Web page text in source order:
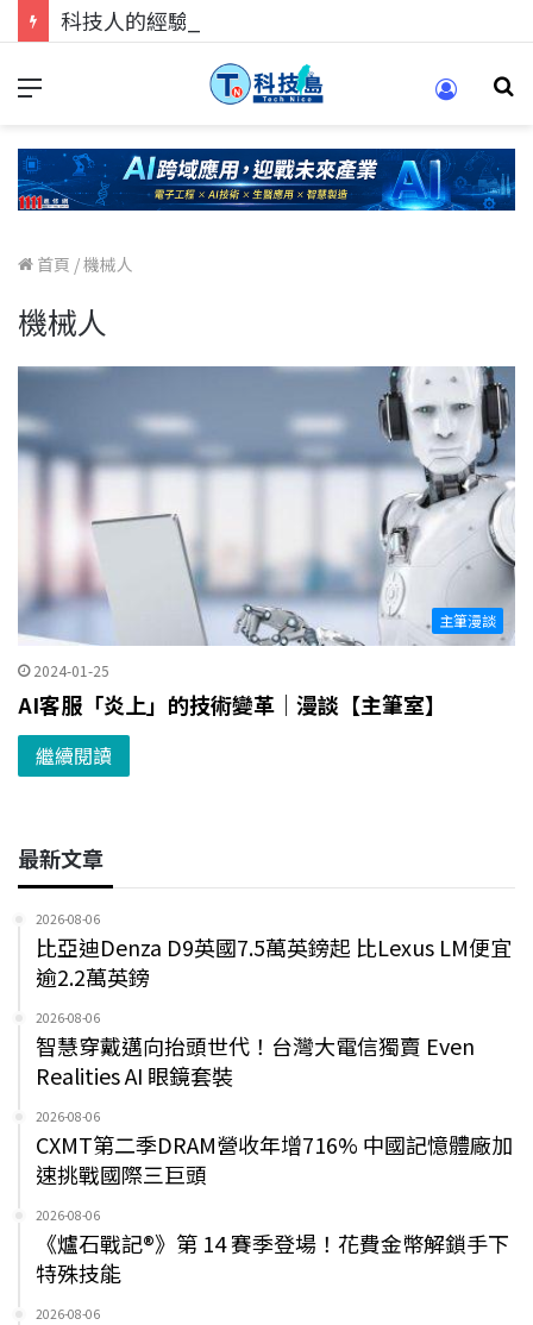
首頁 /機械人
機械人
主筆漫談
2024-01-25
AI客服「炎上」的技術變革｜漫談【主筆室】
繼續閱讀
最新文章
2026-08-06
比亞迪Denza D9英國7.5萬英鎊起 比Lexus LM便宜
逾2.2萬英鎊
2026-08-06
智慧穿戴邁向抬頭世代！台灣大電信獨賣 Even
Realities AI 眼鏡套裝
2026-08-06
CXMT第二季DRAM營收年增716% 中國記憶體廠加
速挑戰國際三巨頭
2026-08-06
《爐石戰記®》第 14 賽季登場！花費金幣解鎖手下
特殊技能
2026-08-06